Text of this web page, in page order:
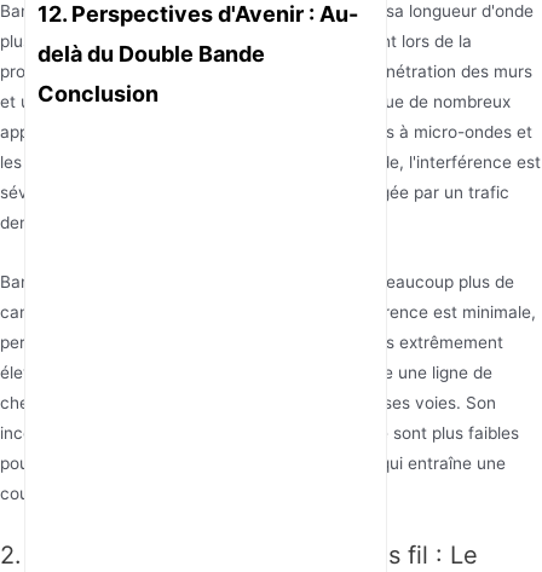
12. Perspectives d'Avenir : Au-
delà du Double Bande
Conclusion
Bande 2.4GHz : Avec sa fréquence plus basse et sa longueur d'onde
plus longue, les signaux s'atténuent plus lentement lors de la
propagation, offrant une meilleure capacité de pénétration des murs
et une couverture plus large. Cependant, parce que de nombreux
appareils tels que les appareils Bluetooth, les fours à micro-ondes et
les souris sans fil, etc., s'entassent sur cette bande, l'interférence est
sévère — tout comme une route nationale engorgée par un trafic
dense.
Bande 5GHz : Avec sa fréquence plus élevée et beaucoup plus de
canaux disponibles que la bande 2.4GHz, l'interférence est minimale,
permettant des débits de transmission de données extrêmement
élevés et une très faible latence — un peu comme une ligne de
chemin de fer à grande vitesse avec de nombreuses voies. Son
inconvénient est que les signaux haute fréquence sont plus faibles
pour pénétrer les obstacles comme les murs, ce qui entraîne une
couverture relativement limitée.
2. Évolution de la technologie sans fil : Le